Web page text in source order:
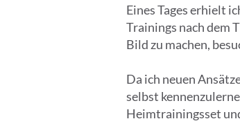
Eines Tages erhielt
Trainings nach dem
Bild zu machen,
Da ich neuen
selbst
Heimtrainingsset